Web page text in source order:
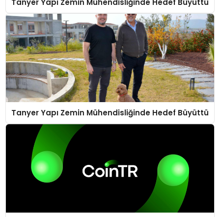
Tanyer Yapı Zemin Mühendisliğinde Hedef Büyüttü
Tanyer Yapı Zemin Mühendisliğinde Hedef Büyüttü